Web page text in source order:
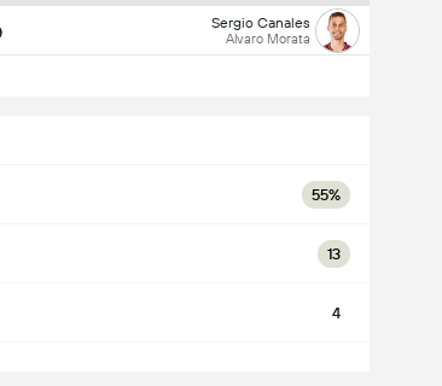
Sergio Canales
Alvaro Morata
55%
13
4